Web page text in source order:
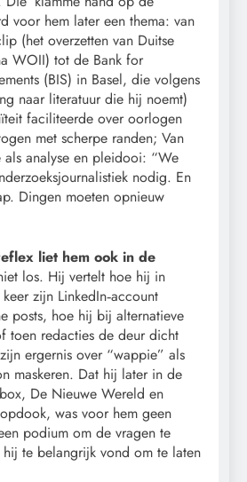
voor hem later een thema: van
(het overzetten van Duitse
WOII) tot de Bank for
(BIS) in Basel, die volgens
naar literatuur die hij noemt)
faciliteerde over oorlogen
met scherpe randen; Van
analyse en pleidooi: “We
nodig. En
Dingen moeten opnieuw
liet hem ook in de
los. Hij vertelt hoe hij in
zijn LinkedIn‑account
posts, hoe hij bij alternatieve
toen redacties de deur dicht
ergernis over “wappie” als
maskeren. Dat hij later in de
De Nieuwe Wereld en
was voor hem geen
podium om de vragen te
te belangrijk vond om te laten